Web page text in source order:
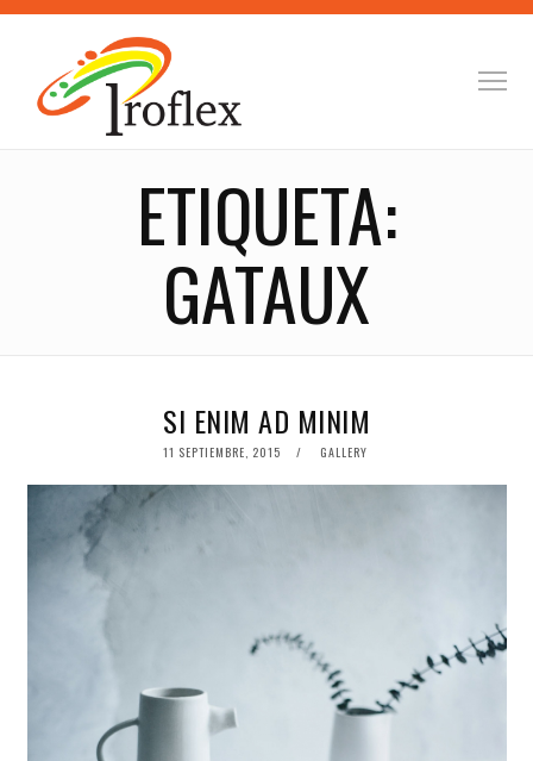
ETIQUETA:
GATAUX
SI ENIM AD MINIM
POSTED
11 SEPTIEMBRE, 2015 GALLERY